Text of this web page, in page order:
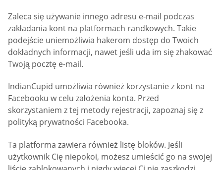
Zaleca się używanie innego adresu e-mail podczas
zakładania kont na platformach randkowych. Takie
podejście uniemożliwia hakerom dostęp do Twoich
dokładnych informacji, nawet jeśli uda im się zhakować
Twoją pocztę e-mail.
IndianCupid umożliwia również korzystanie z kont na
Facebooku w celu założenia konta. Przed
skorzystaniem z tej metody rejestracji, zapoznaj się z
polityką prywatności Facebooka.
Ta platforma zawiera również listę bloków. Jeśli
użytkownik Cię niepokoi, możesz umieścić go na swojej